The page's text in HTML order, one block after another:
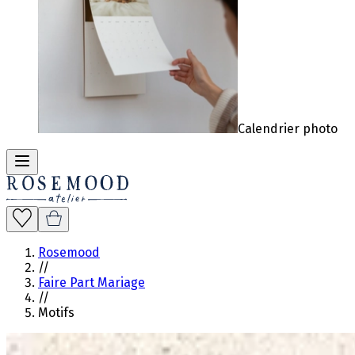
Calendrier photo
Rosemood
//
Faire Part Mariage
//
Motifs